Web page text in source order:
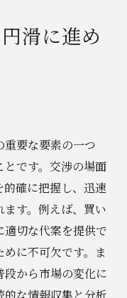
滑に進め
要な要素の一つ
です。交渉の場面
確に把握し、迅速
す。例えば、買い
切な代案を提供で
に不可欠です。ま
から市場の変化に
な情報収集と分析